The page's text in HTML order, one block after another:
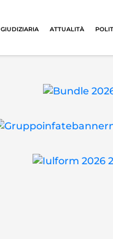
GIUDIZIARIA ATTUALITÀ